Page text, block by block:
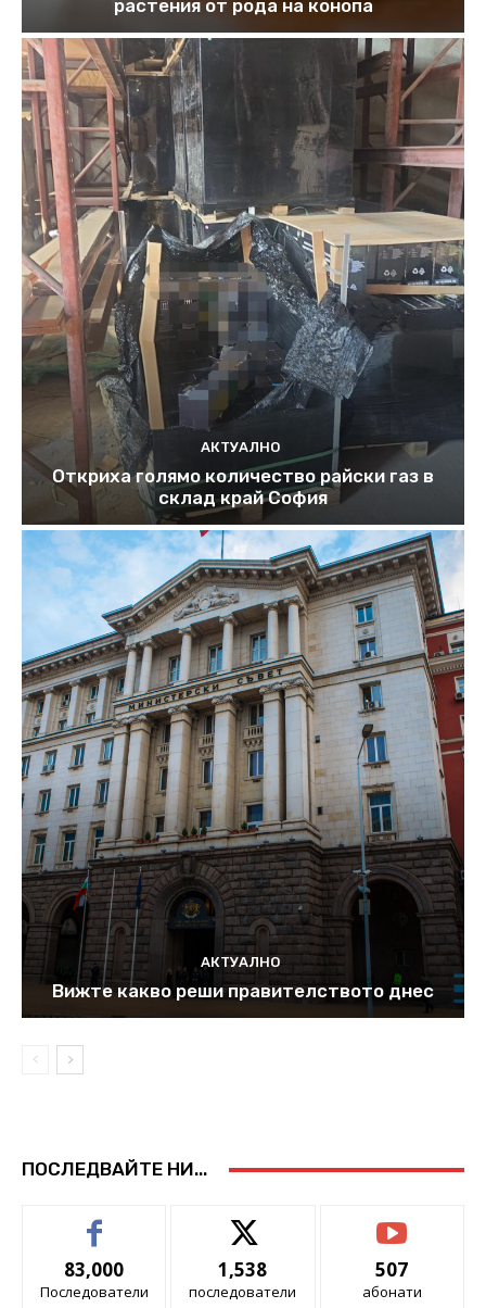
растения от рода на конопа
АКТУАЛНО
Откриха голямо количество райски газ в
склад край София
АКТУАЛНО
Вижте какво реши правителството днес
ПОСЛЕДВАЙТЕ НИ...
83,000
Последователи
1,538
последователи
507
абонати